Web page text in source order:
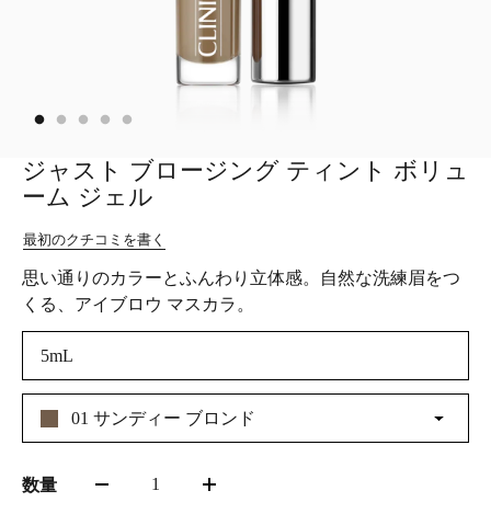
ジャスト ブロージング ティント ボリュ
ーム ジェル
最初のクチコミを書く
思い通りのカラーとふんわり立体感。自然な洗練眉をつ
くる、アイブロウ マスカラ。
5mL
01 サンディー ブロンド
数量 1